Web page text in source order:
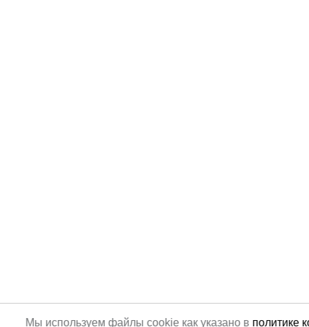
Мы используем файлы cookie как указано в политике